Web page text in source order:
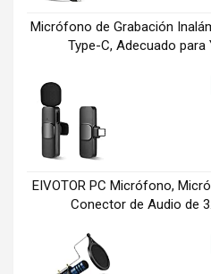
Micrófono de Grabación
Type-C, Adecuado para
EIVOTOR PC Micrófono,
Conector de Audio de